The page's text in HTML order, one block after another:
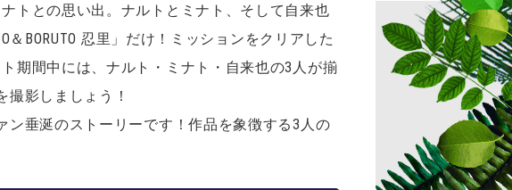
トとの思い出。ナルトとミナト、そして自来也
BORUTO 忍里」だけ！ミッションをクリアした
期間中には、ナルト・ミナト・自来也の3人が揃
影しましょう！
垂涎のストーリーです！作品を象徴する3人の